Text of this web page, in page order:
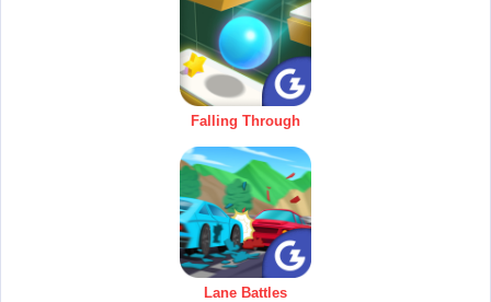
Falling Through
Lane Battles